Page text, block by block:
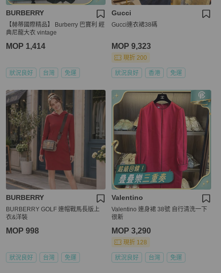
BURBERRY
【赫蒂國際精品】 Burberry 巴寶利 經
典尼龍大衣 vintage
MOP 1,414
狀況良好 台灣 免運
Gucci
Gucci連衣裙38碼
MOP 9,323
現折 200
狀況良好 香港 免運
BURBERRY
BURBERRY GOLF 連帽戰馬長版上
衣&洋裝
MOP 998
狀況良好 台灣 免運
Valentino
Valentino 連身裙 38號 自行清洗一下
很新
MOP 3,290
現折 128
狀況良好 台灣 免運